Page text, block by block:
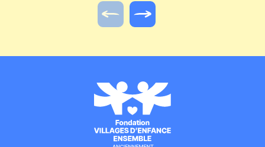
Actualité précédente
Actualité suivante